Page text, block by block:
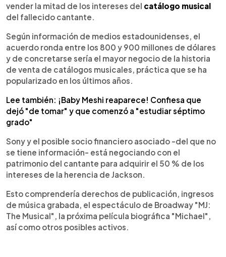
vender la mitad de los intereses del catálogo musical
del fallecido cantante.
Según información de medios estadounidenses, el
acuerdo ronda entre los 800 y 900 millones de dólares
y de concretarse sería el mayor negocio de la historia
de venta de catálogos musicales, práctica que se ha
popularizado en los últimos años.
Lee también: ¡Baby Meshi reaparece! Confiesa que
dejó "de tomar" y que comenzó a "estudiar séptimo
grado"
Sony y el posible socio financiero asociado -del que no
se tiene información- está negociando con el
patrimonio del cantante para adquirir el 50 % de los
intereses de la herencia de Jackson.
Esto comprendería derechos de publicación, ingresos
de música grabada, el espectáculo de Broadway "MJ:
The Musical", la próxima película biográfica "Michael",
así como otros posibles activos.